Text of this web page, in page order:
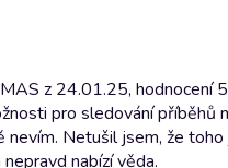
z 24.01.25, hodnocení
pro sledování příběhů
nevím. Netušil jsem, že
nabízí věda.